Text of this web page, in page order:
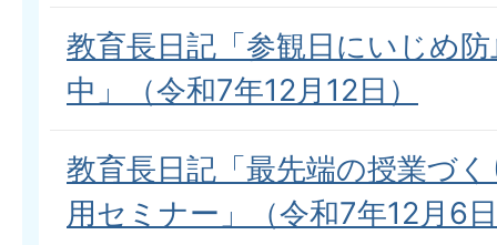
教育長日記「参観日にいじめ
中」（令和7年12月12日）
教育長日記「最先端の授業づ
用セミナー」（令和7年12月6